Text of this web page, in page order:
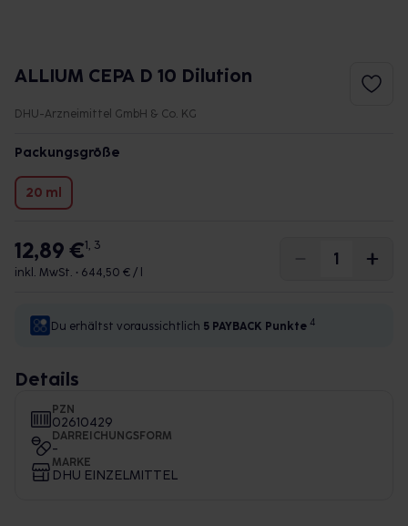
ALLIUM CEPA D 10 Dilution
DHU-Arzneimittel GmbH & Co. KG
Packungsgröße
20 ml
12,89 €1, 3
inkl. MwSt. • 644,50 € / l
Du erhältst voraussichtlich 5 PAYBACK Punkte 4
Details
PZN
02610429
DARREICHUNGSFORM
-
MARKE
DHU EINZELMITTEL